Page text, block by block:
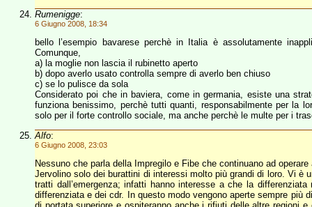
Rumenigge:
6 Giugno 2008, 18:34
bello l’esempio bavarese perchè in Italia è assolutamente
Comunque,
a) la moglie non lascia il rubinetto aperto
b) dopo averlo usato controlla sempre di averlo ben chiuso
c) se lo pulisce da sola
Considerato poi che in baviera, come in germania, esiste una
funziona benissimo, perchè tutti quanti, responsabilmente per la
solo per il forte controllo sociale, ma anche perchè le multe per i
Alfo:
6 Giugno 2008, 23:03
Nessuno che parla della Impregilo e Fibe che continuano ad
Jervolino solo dei burattini di interessi molto più grandi di loro. Vi è
tratti dall’emergenza; infatti hanno interesse a che la
differenziata e dei cdr. In questo modo vengono aperte sempre più